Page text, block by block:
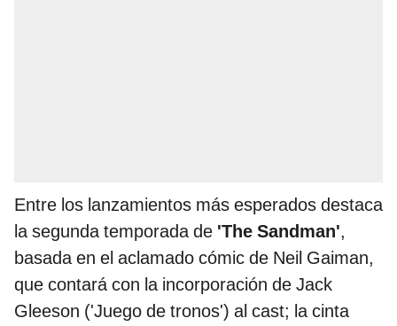
Entre los lanzamientos más esperados destaca
la segunda temporada de 'The Sandman',
basada en el aclamado cómic de Neil Gaiman,
que contará con la incorporación de Jack
Gleeson ('Juego de tronos') al cast; la cinta